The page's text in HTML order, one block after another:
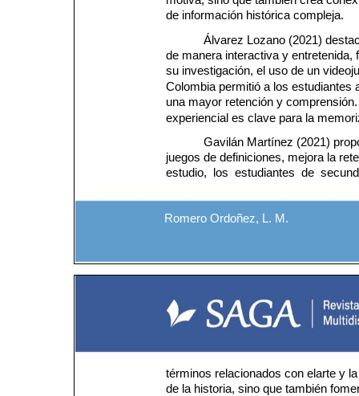
Romero Ordoñez, L. M.
de información histórica compleja.
Álvarez Lozano (2021)
de manera interactiva y
su investigación, el uso de un
Colombia permitió a los estudiantes
una mayor retención y
experiencial es clave para la
Gavilán Martínez (2021)
juegos de definiciones, mejora la
estudio,  los  estudiantes  de
términos relacionados con elarte y
de la historia, sino que también